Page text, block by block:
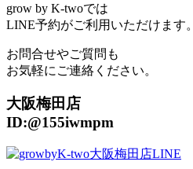
grow by K-twoでは
LINE予約がご利用いただけます。
お問合せやご質問も
お気軽にご連絡ください。
大阪梅田店
ID:@155iwmpm